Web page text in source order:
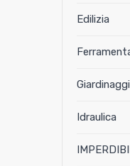
Edilizia
Idraulica